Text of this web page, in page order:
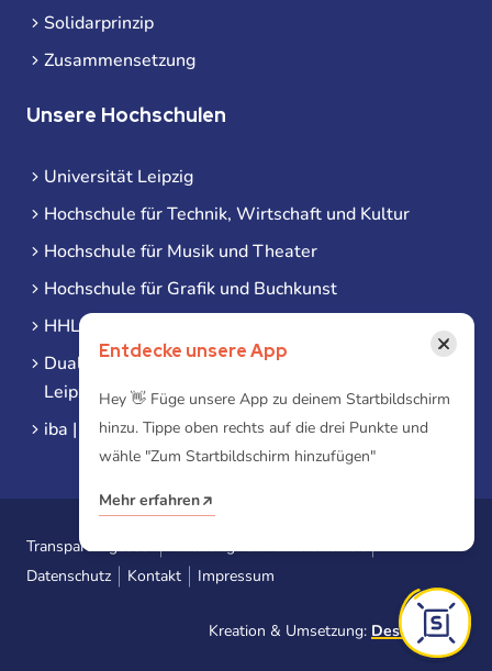
Solidarprinzip
Zusammensetzung
Unsere Hochschulen
Universität Leipzig
Hochschule für Technik, Wirtschaft und Kultur
Hochschule für Musik und Theater
Hochschule für Grafik und Buchkunst
HHL Leipzig
Duale Hochschule Sachsen (DHSN) am Standort
Leipzig
iba | Campus Leipzig
Transparenzgesetz
Erklärung zur Barrierefreiheit
Datenschutz
Kontakt Impressum
Kreation & Umsetzung: Designtoasty
Entdecke unsere App ×
Hey 👋 Füge unsere App zu deinem Startbildschirm
hinzu. Tippe oben rechts auf die drei Punkte und
wähle "Zum Startbildschirm hinzufügen"
Mehr erfahren